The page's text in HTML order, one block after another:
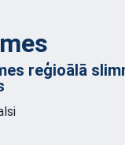
reģioālā